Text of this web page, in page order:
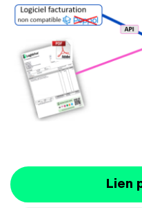
Lien